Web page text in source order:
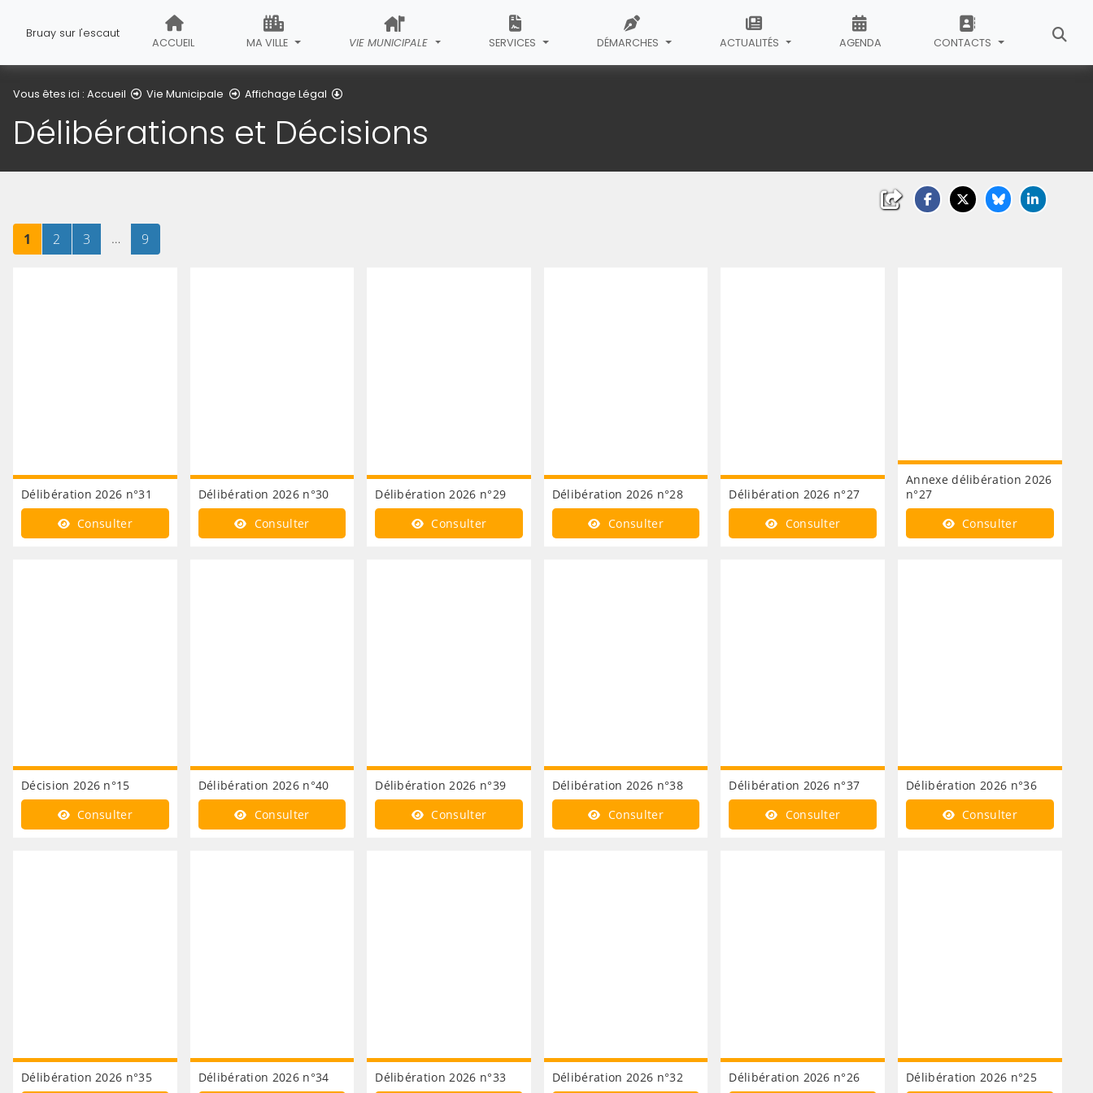
Bruay sur l'escaut
ACCUEIL MA VILLE VIE MUNICIPALE SERVICES DÉMARCHES ACTUALITÉS AGENDA CONTACTS
Vous êtes ici : Accueil Vie Municipale Affichage Légal
Délibérations et Décisions
Page
1 sur 9Page
2 sur 9Page
3sur 9
… Page
9
Délibération 2026 n°31
Consulter
Délibération 2026 n°30
Consulter
Délibération 2026 n°29
Consulter
Délibération 2026 n°28
Consulter
Délibération 2026 n°27
Consulter
Annexe délibération 2026
n°27
Consulter
Décision 2026 n°15
Consulter
Délibération 2026 n°40
Consulter
Délibération 2026 n°39
Consulter
Délibération 2026 n°38
Consulter
Délibération 2026 n°37
Consulter
Délibération 2026 n°36
Consulter
Délibération 2026 n°35 Délibération 2026 n°34 Délibération 2026 n°33 Délibération 2026 n°32 Délibération 2026 n°26 Délibération 2026 n°25